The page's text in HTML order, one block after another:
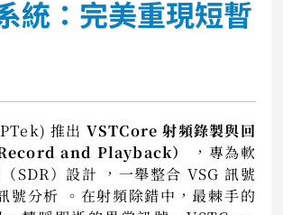
統：完美重現短暫
推出 VSTCore 射頻錄製與回
and Playback）
，專為軟
SDR）設計 ，一舉整合 VSG 訊號
號分析 。在射頻除錯中，最棘手的